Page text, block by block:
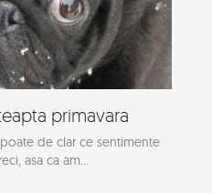
primavara
de clar ce sentimente
asa ca am...